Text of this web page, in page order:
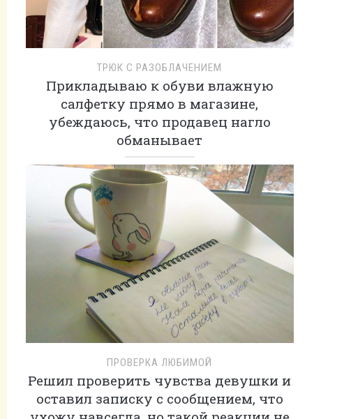
ТРЮК С РАЗОБЛАЧЕНИЕМ
Прикладываю к обуви влажную
салфетку прямо в магазине,
убеждаюсь, что продавец нагло
обманывает
ПРОВЕРКА ЛЮБИМОЙ
Решил проверить чувства девушки и
оставил записку с сообщением, что